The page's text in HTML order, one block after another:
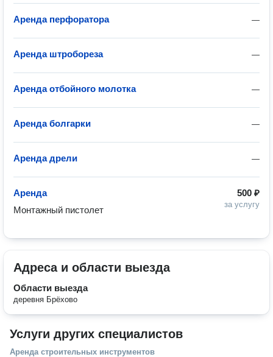
—
Аренда перфоратора
—
Аренда штробореза
—
Аренда отбойного молотка
—
Аренда болгарки
—
Аренда дрели
500 ₽
за услугу
Аренда
Монтажный пистолет
Адреса и области выезда
Области выезда
деревня Брёхово
Услуги других специалистов
Аренда строительных инструментов